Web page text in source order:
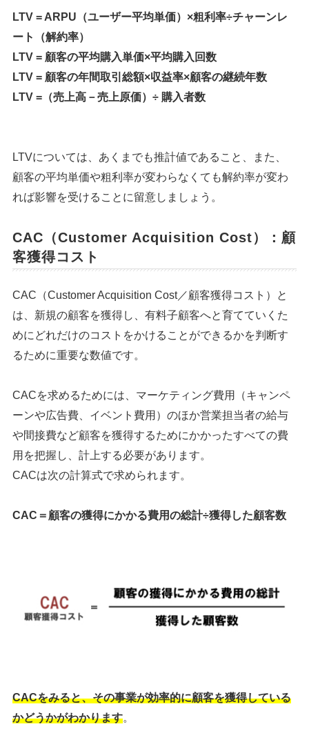
LTV = ARPU（ユーザー平均単価）×粗利率÷チャーンレ
ート（解約率）
LTV = 顧客の平均購入単価×平均購入回数
LTV = 顧客の年間取引総額×収益率×顧客の継続年数
LTV =（売上高－売上原価）÷ 購入者数
LTVについては、あくまでも推計値であること、また、
顧客の平均単価や粗利率が変わらなくても解約率が変わ
れば影響を受けることに留意しましょう。
CAC（Customer Acquisition Cost）：顧
客獲得コスト
CAC（Customer Acquisition Cost／顧客獲得コスト）と
は、新規の顧客を獲得し、有料子顧客へと育てていくた
めにどれだけのコストをかけることができるかを判断す
るために重要な数値です。
CACを求めるためには、マーケティング費用（キャンペ
ーンや広告費、イベント費用）のほか営業担当者の給与
や間接費など顧客を獲得するためにかかったすべての費
用を把握し、計上する必要があります。
CACは次の計算式で求められます。
CAC＝顧客の獲得にかかる費用の総計÷獲得した顧客数
CACをみると、その事業が効率的に顧客を獲得している
かどうかがわかります。